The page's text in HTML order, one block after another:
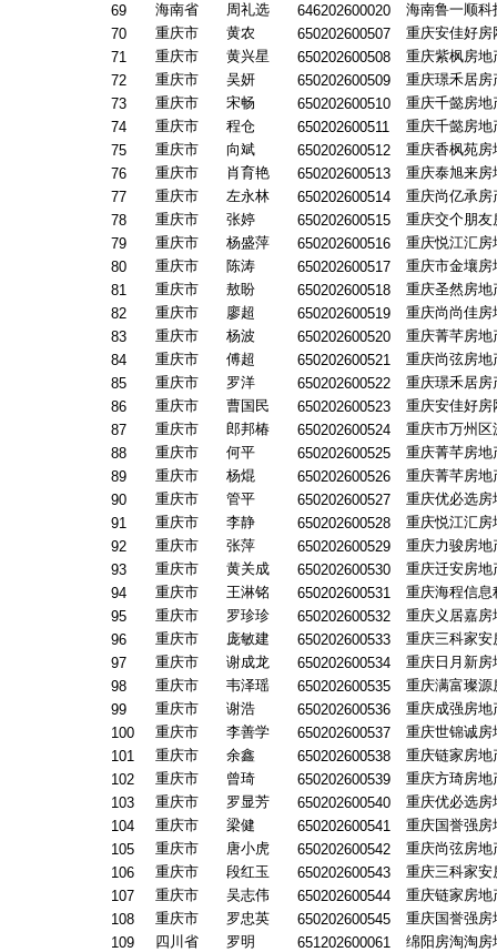
69
海南省 周礼选 646202600020
海南鲁一顺科
70
重庆市 黄农 650202600507
重庆安佳好房
71
重庆市 黄兴星 650202600508
重庆紫枫房地
72
重庆市 吴妍 650202600509
重庆璟禾居房
73
重庆市 宋畅 650202600510
重庆千懿房地
74
重庆市 程仓 650202600511
重庆千懿房地
75
重庆市 向斌 650202600512
重庆香枫苑房
76
重庆市 肖育艳 650202600513
重庆泰旭来房
77
重庆市 左永林 650202600514
重庆尚亿承房
78
重庆市 张婷 650202600515
重庆交个朋友
79
重庆市 杨盛萍 650202600516
重庆悦江汇房
80
重庆市 陈涛 650202600517
重庆市金壤房
81
重庆市 敖盼 650202600518
重庆圣然房地
82
重庆市 廖超 650202600519
重庆尚尚佳房
83
重庆市 杨波 650202600520
重庆菁芊房地
84
重庆市 傅超 650202600521
重庆尚弦房地
85
重庆市 罗洋 650202600522
重庆璟禾居房
86
重庆市 曹国民 650202600523
重庆安佳好房
87
重庆市 郎邦椿 650202600524
重庆市万州区
88
重庆市 何平 650202600525
重庆菁芊房地
89
重庆市 杨焜 650202600526
重庆菁芊房地
90
重庆市 管平 650202600527
重庆优必选房
91
重庆市 李静 650202600528
重庆悦江汇房
92
重庆市 张萍 650202600529
重庆力骏房地
93
重庆市 黄关成 650202600530
重庆迁安房地
94
重庆市 王淋铭 650202600531
重庆海程信息
95
重庆市 罗珍珍 650202600532
重庆义居嘉房
96
重庆市 庞敏建 650202600533
重庆三科家安
97
重庆市 谢成龙 650202600534
重庆日月新房
98
重庆市 韦泽瑶 650202600535
重庆满富璨源
99
重庆市 谢浩 650202600536
重庆成强房地
100
重庆市 李善学 650202600537
重庆世锦诚房
101
重庆市 余鑫 650202600538
重庆链家房地
102
重庆市 曾琦 650202600539
重庆方琦房地
103
重庆市 罗显芳 650202600540
重庆优必选房
104
重庆市 梁健 650202600541
重庆国誉强房
105
重庆市 唐小虎 650202600542
重庆尚弦房地
106
重庆市 段红玉 650202600543
重庆三科家安
107
重庆市 吴志伟 650202600544
重庆链家房地
108
重庆市 罗忠英 650202600545
重庆国誉强房
109
四川省 罗明 651202600061
绵阳房淘淘房